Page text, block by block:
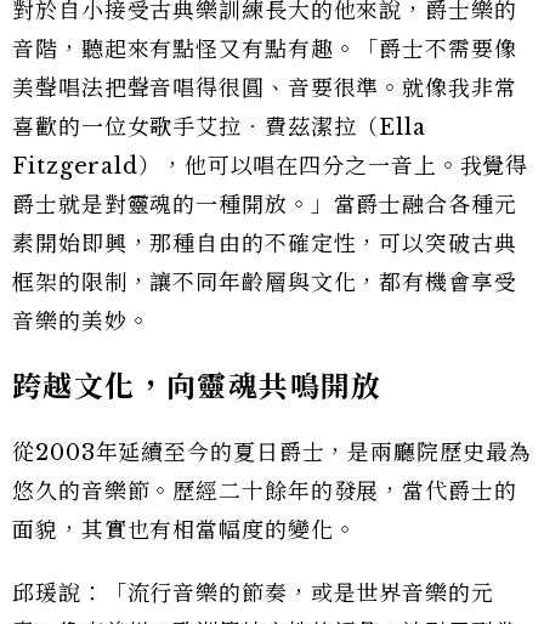
對於自小接受古典樂訓練長大的他來說，爵士樂的
音階，聽起來有點怪又有點有趣。「爵士不需要像
美聲唱法把聲音唱得很圓、音要很準。就像我非常
喜歡的一位女歌手艾拉．費茲潔拉（Ella
Fitzgerald），他可以唱在四分之一音上。我覺得
爵士就是對靈魂的一種開放。」當爵士融合各種元
素開始即興，那種自由的不確定性，可以突破古典
框架的限制，讓不同年齡層與文化，都有機會享受
音樂的美妙。
跨越文化，向靈魂共鳴開放
從2003年延續至今的夏日爵士，是兩廳院歷史最為
悠久的音樂節。歷經二十餘年的發展，當代爵士的
面貌，其實也有相當幅度的變化。
邱瑗說：「流行音樂的節奏，或是世界音樂的元